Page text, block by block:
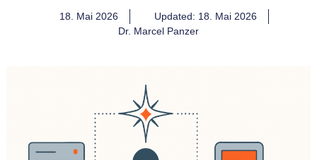
18. Mai 2026
Updated: 18. Mai 2026
Dr. Marcel Panzer